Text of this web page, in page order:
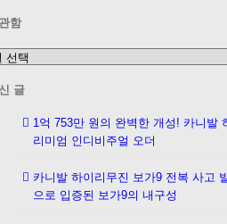
함
글
1억 753만 원의 완벽한 개성! 카니발
리미엄 인디비주얼 오더
카니발 하이리무진 보가9 전복 사고
으로 입증된 보가9의 내구성